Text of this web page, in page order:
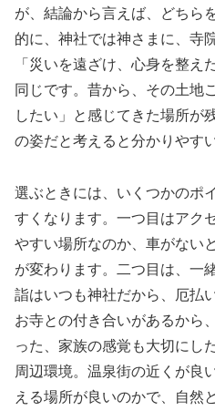
が、結論から言えば、どちら
的に、神社では神さまに、寺
「災いを遠ざけ、心身を整え
同じです。昔から、その土地
したい」と感じてきた場所が
の姿だと考えると分かりやす
選ぶときには、いくつかのポ
すくなります。一つ目はアク
やすい場所なのか、車がない
が変わります。二つ目は、一
詣はいつも神社だから、厄払
お寺との付き合いがあるから
った、家族の感覚も大切にし
周辺環境。温泉街の近くが良
える場所が良いのかで、自然